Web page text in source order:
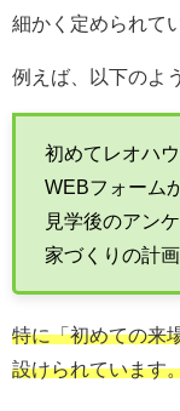
細かく定められて
例えば、以下のよ
初めてレオハ
WEBフォーム
見学後のアン
家づくりの計
特に「初めての来
設けられています